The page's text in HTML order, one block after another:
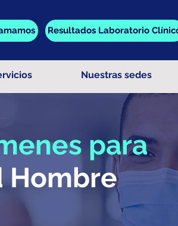
Resultados Laboratorio
Nuestras sedes
Hombre
para